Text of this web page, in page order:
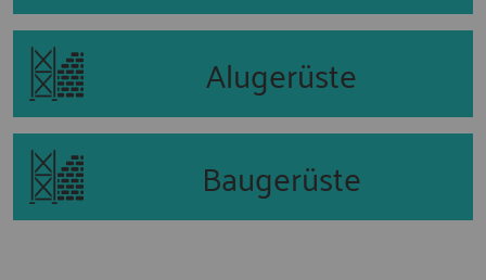
Alugerüste
Baugerüste